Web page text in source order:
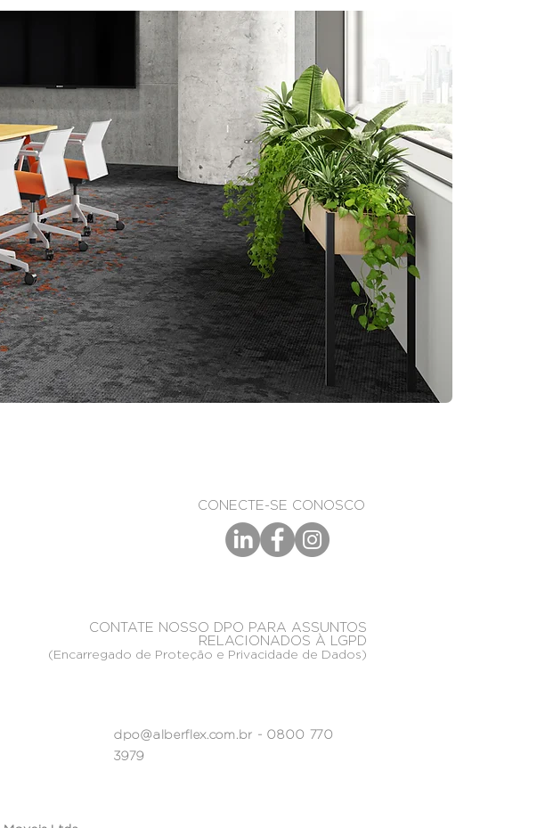
CONECTE-SE CONOSCO
CONTATE NOSSO DPO PARA ASSUNTOS
RELACIONADOS À LGPD
(Encarregado de Proteção e Privacidade de Dados)
dpo@alberflex.com.br - 0800 770
3979